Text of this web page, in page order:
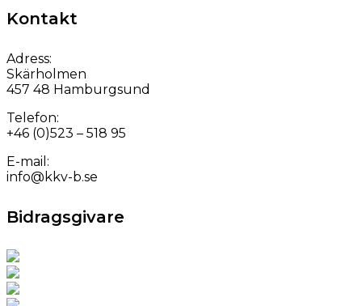
Kontakt
Adress:
Skärholmen
457 48 Hamburgsund
Telefon:
+46 (0)523 – 518 95
E-mail:
info@kkv-b.se
Bidragsgivare